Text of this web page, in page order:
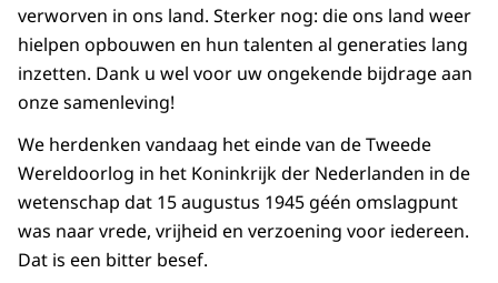
verworven in ons land. Sterker nog: die ons land weer
hielpen opbouwen en hun talenten al generaties lang
inzetten. Dank u wel voor uw ongekende bijdrage aan
onze samenleving!
We herdenken vandaag het einde van de Tweede
Wereldoorlog in het Koninkrijk der Nederlanden in de
wetenschap dat 15 augustus 1945 géén omslagpunt
was naar vrede, vrijheid en verzoening voor iedereen.
Dat is een bitter besef.